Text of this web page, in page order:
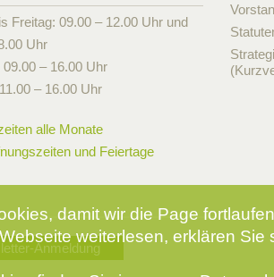
Freitag: 09.00 – 12.00 Uhr und
Uhr
– 16.00 Uhr
– 16.00 Uhr
alle Monate
und Feiertage
Anmeldung
damit wir die Page
weiterlesen, erklären